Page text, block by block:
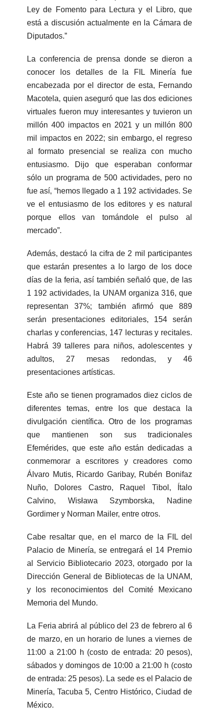
Ley de Fomento para Lectura y el Libro, que
está a discusión actualmente en la Cámara de
Diputados.”
La conferencia de prensa donde se dieron a
conocer los detalles de la FIL Minería fue
encabezada por el director de esta, Fernando
Macotela, quien aseguró que las dos ediciones
virtuales fueron muy interesantes y tuvieron un
millón 400 impactos en 2021 y un millón 800
mil impactos en 2022; sin embargo, el regreso
al formato presencial se realiza con mucho
entusiasmo. Dijo que esperaban conformar
sólo un programa de 500 actividades, pero no
fue así, “hemos llegado a 1 192 actividades. Se
ve el entusiasmo de los editores y es natural
porque ellos van tomándole el pulso al
mercado”.
Además, destacó la cifra de 2 mil participantes
que estarán presentes a lo largo de los doce
días de la feria, así también señaló que, de las
1 192 actividades, la UNAM organiza 316, que
representan 37%; también afirmó que 889
serán presentaciones editoriales, 154 serán
charlas y conferencias, 147 lecturas y recitales.
Habrá 39 talleres para niños, adolescentes y
adultos, 27 mesas redondas, y 46
presentaciones artísticas.
Este año se tienen programados diez ciclos de
diferentes temas, entre los que destaca la
divulgación científica. Otro de los programas
que mantienen son sus tradicionales
Efemérides, que este año están dedicadas a
conmemorar a escritores y creadores como
Álvaro Mutis, Ricardo Garibay, Rubén Bonifaz
Nuño, Dolores Castro, Raquel Tibol, Ítalo
Calvino, Wisława Szymborska, Nadine
Gordimer y Norman Mailer, entre otros.
Cabe resaltar que, en el marco de la FIL del
Palacio de Minería, se entregará el 14 Premio
al Servicio Bibliotecario 2023, otorgado por la
Dirección General de Bibliotecas de la UNAM,
y los reconocimientos del Comité Mexicano
Memoria del Mundo.
La Feria abrirá al público del 23 de febrero al 6
de marzo, en un horario de lunes a viernes de
11:00 a 21:00 h (costo de entrada: 20 pesos),
sábados y domingos de 10:00 a 21:00 h (costo
de entrada: 25 pesos). La sede es el Palacio de
Minería, Tacuba 5, Centro Histórico, Ciudad de
México.